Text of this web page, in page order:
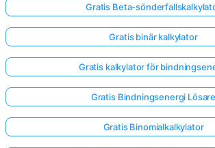
Gratis Beta-
Gratis binär kalkylator
Gratis kalkylator för
Gratis Bindningsenergi Lösare
Gratis Binomialkalkylator